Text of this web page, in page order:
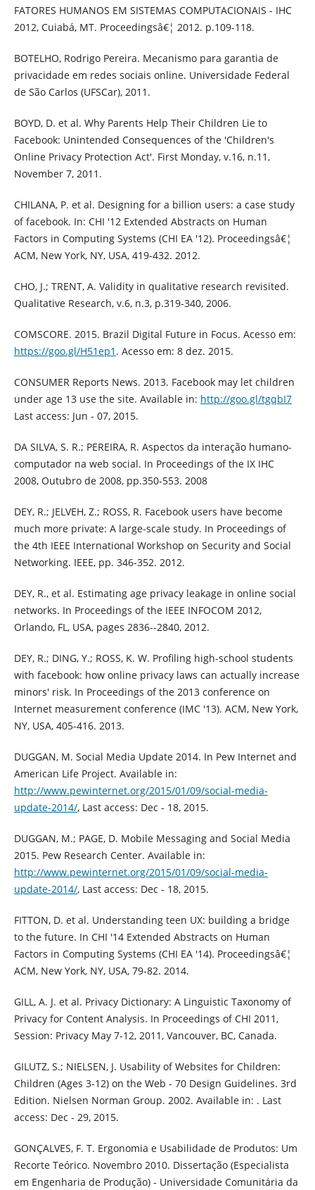
FATORES HUMANOS EM SISTEMAS COMPUTACIONAIS - IHC
2012, Cuiabá, MT. Proceedingsâ€¦ 2012. p.109-118.
BOTELHO, Rodrigo Pereira. Mecanismo para garantia de
privacidade em redes sociais online. Universidade Federal
de São Carlos (UFSCar), 2011.
BOYD, D. et al. Why Parents Help Their Children Lie to
Facebook: Unintended Consequences of the 'Children's
Online Privacy Protection Act'. First Monday, v.16, n.11,
November 7, 2011.
CHILANA, P. et al. Designing for a billion users: a case study
of facebook. In: CHI '12 Extended Abstracts on Human
Factors in Computing Systems (CHI EA '12). Proceedingsâ€¦
ACM, New York, NY, USA, 419-432. 2012.
CHO, J.; TRENT, A. Validity in qualitative research revisited.
Qualitative Research, v.6, n.3, p.319-340, 2006.
COMSCORE. 2015. Brazil Digital Future in Focus. Acesso em:
https://goo.gl/H51ep1 . Acesso em: 8 dez. 2015.
CONSUMER Reports News. 2013. Facebook may let children
under age 13 use the site. Available in: http://goo.gl/tgqbI7
Last access: Jun - 07, 2015.
DA SILVA, S. R.; PEREIRA, R. Aspectos da interação humano-
computador na web social. In Proceedings of the IX IHC
2008, Outubro de 2008, pp.350-553. 2008
DEY, R.; JELVEH, Z.; ROSS, R. Facebook users have become
much more private: A large-scale study. In Proceedings of
the 4th IEEE International Workshop on Security and Social
Networking. IEEE, pp. 346-352. 2012.
DEY, R., et al. Estimating age privacy leakage in online social
networks. In Proceedings of the IEEE INFOCOM 2012,
Orlando, FL, USA, pages 2836--2840, 2012.
DEY, R.; DING, Y.; ROSS, K. W. Profiling high-school students
with facebook: how online privacy laws can actually increase
minors' risk. In Proceedings of the 2013 conference on
Internet measurement conference (IMC '13). ACM, New York,
NY, USA, 405-416. 2013.
DUGGAN, M. Social Media Update 2014. In Pew Internet and
American Life Project. Available in:
http://www.pewinternet.org/2015/01/09/social-media-
update-2014/, Last access: Dec - 18, 2015.
DUGGAN, M.; PAGE, D. Mobile Messaging and Social Media
2015. Pew Research Center. Available in:
http://www.pewinternet.org/2015/01/09/social-media-
update-2014/, Last access: Dec - 18, 2015.
FITTON, D. et al. Understanding teen UX: building a bridge
to the future. In CHI '14 Extended Abstracts on Human
Factors in Computing Systems (CHI EA '14). Proceedingsâ€¦
ACM, New York, NY, USA, 79-82. 2014.
GILL, A. J. et al. Privacy Dictionary: A Linguistic Taxonomy of
Privacy for Content Analysis. In Proceedings of CHI 2011,
Session: Privacy May 7-12, 2011, Vancouver, BC, Canada.
GILUTZ, S.; NIELSEN, J. Usability of Websites for Children:
Children (Ages 3-12) on the Web - 70 Design Guidelines. 3rd
Edition. Nielsen Norman Group. 2002. Available in: . Last
access: Dec - 29, 2015.
GONÇALVES, F. T. Ergonomia e Usabilidade de Produtos: Um
Recorte Teórico. Novembro 2010. Dissertação (Especialista
em Engenharia de Produção) - Universidade Comunitária da